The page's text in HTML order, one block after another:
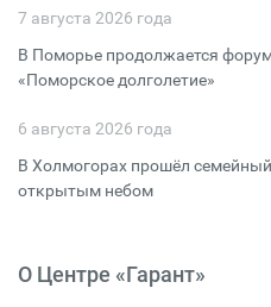
7 августа 2026 года
В Поморье продолжается
«Поморское долголетие»
6 августа 2026 года
В Холмогорах прошёл
открытым небом
О Центре «Гарант»